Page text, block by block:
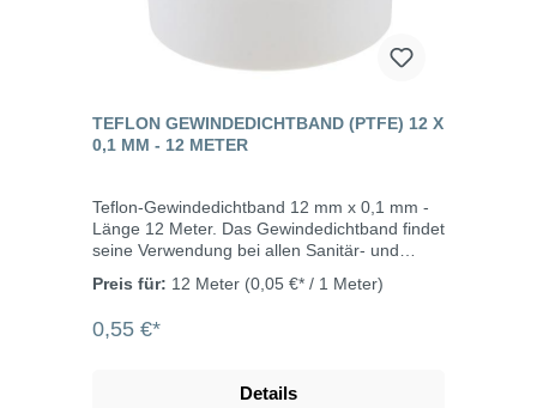
TEFLON GEWINDEDICHTBAND (PTFE) 12 X
0,1 MM - 12 METER
Teflon-Gewindedichtband 12 mm x 0,1 mm -
Länge 12 Meter. Das Gewindedichtband findet
seine Verwendung bei allen Sanitär- und
Warmwasserbereich.
Preis für: 12 Meter (0,05 €* / 1 Meter)
0,55 €*
Details